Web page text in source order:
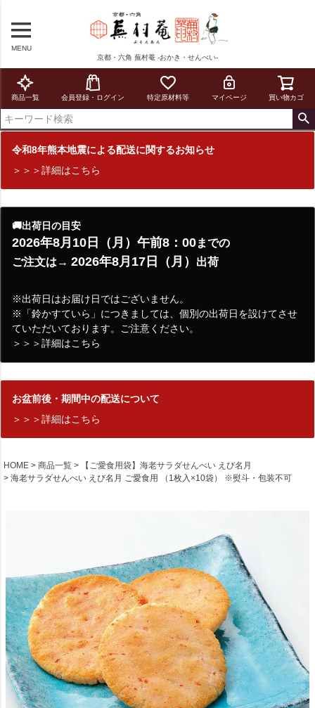
MENU
京都・六角 蕪村菴 -おかき・せんべい-
商品一覧 会員登録・ログイン 特定原材料等 マイページ 買い物カゴ
令和8年熊本地震による配送に関するお知らせ
＞＞＞詳細はこちら
🚚出荷日の目安
2026年8月10日（月）午前8：00までの
ご注文は→ 2026年8月17日（月） 出荷
※出荷日はお届け日ではございません。
※「鈴かすていら」につきましては、個別の出荷日を設けてさせ
ていただいております。ご注意ください。
＞＞＞詳細はこちら
お盆前後・期間中の配送について
＞＞＞詳細はこちら
HOME 商品一覧
【ご愛食用袋】海老サラダせんべい えび名月
海老サラダせんべい えび名月 ご愛食用 （1枚入×10袋） ※熨斗・包装不可